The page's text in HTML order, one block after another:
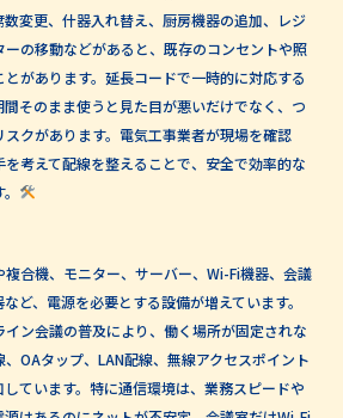
変更、什器入れ替え、厨房機器の追加、レジ
の移動などがあると、既存のコンセントや照
があります。延長コードで一時的に対応する
そのまま使うと見た目が悪いだけでなく、つ
クがあります。電気工事業者が現場を確認
考えて配線を整えることで、安全で効率的な
合機、モニター、サーバー、Wi-Fi機器、会議
ど、電源を必要とする設備が増えています。
ン会議の普及により、働く場所が固定されな
OAタップ、LAN配線、無線アクセスポイント
ています。特に通信環境は、業務スピードや